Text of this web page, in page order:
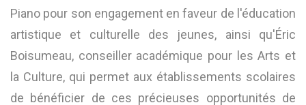
Piano pour son engagement en faveur de l'éducation
artistique et culturelle des jeunes, ainsi qu'Éric
Boisumeau, conseiller académique pour les Arts et
la Culture, qui permet aux établissements scolaires
de bénéficier de ces précieuses opportunités de